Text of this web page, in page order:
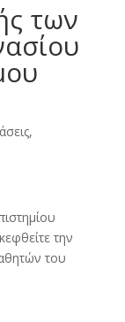
των
,
την
του